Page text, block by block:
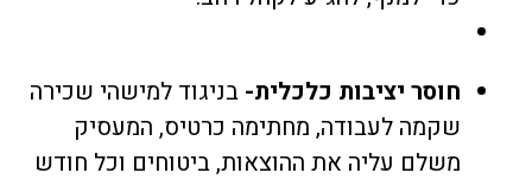
חוסר יציבות כלכלית- בניגוד למישהי שכירה
שקמה לעבודה, מחתימה כרטיס, המעסיק
משלם עליה את ההוצאות, ביטוחים וכל חודש